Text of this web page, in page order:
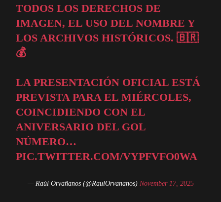
TODOS LOS DERECHOS DE
IMAGEN, EL USO DEL NOMBRE Y
LOS ARCHIVOS HISTÓRICOS. 🇧🇷
💰
LA PRESENTACIÓN OFICIAL ESTÁ
PREVISTA PARA EL MIÉRCOLES,
COINCIDIENDO CON EL
ANIVERSARIO DEL GOL
NÚMERO…
PIC.TWITTER.COM/VYPFVFO0WA
— Raúl Orvañanos (@RaulOrvananos) November 17, 2025